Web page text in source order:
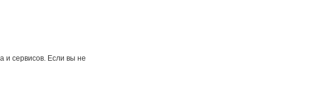
и сервисов. Если вы не